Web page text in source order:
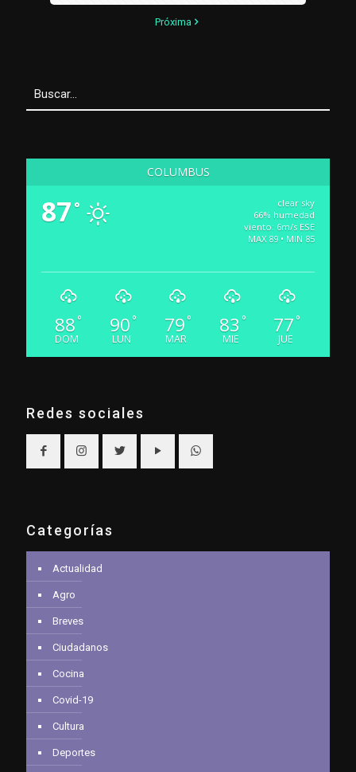
Próxima
COLUMBUS
87 °
clear sky
66% humedad
viento: 6m/s ESE
MAX 89 • MIN 85
88 °
DOM
90 °
LUN
79 °
MAR
83 °
MIE
77 °
JUE
Redes sociales
Categorías
Actualidad
Agro
Breves
Ciudadanos
Cocina
Covid-19
Cultura
Deportes